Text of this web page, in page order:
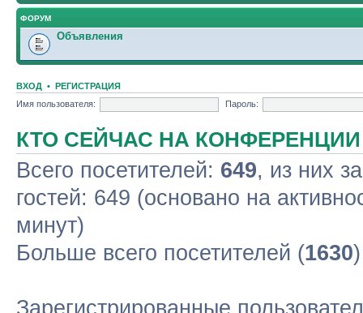
ФОРУМ
Объявления
ВХОД • РЕГИСТРАЦИЯ
Имя пользователя:
Пароль:
КТО СЕЙЧАС НА КОНФЕРЕНЦИИ
Всего посетителей: 649, из них
гостей: 649 (основано на
минут)
Больше всего посетителей (1630
Зарегистрированные